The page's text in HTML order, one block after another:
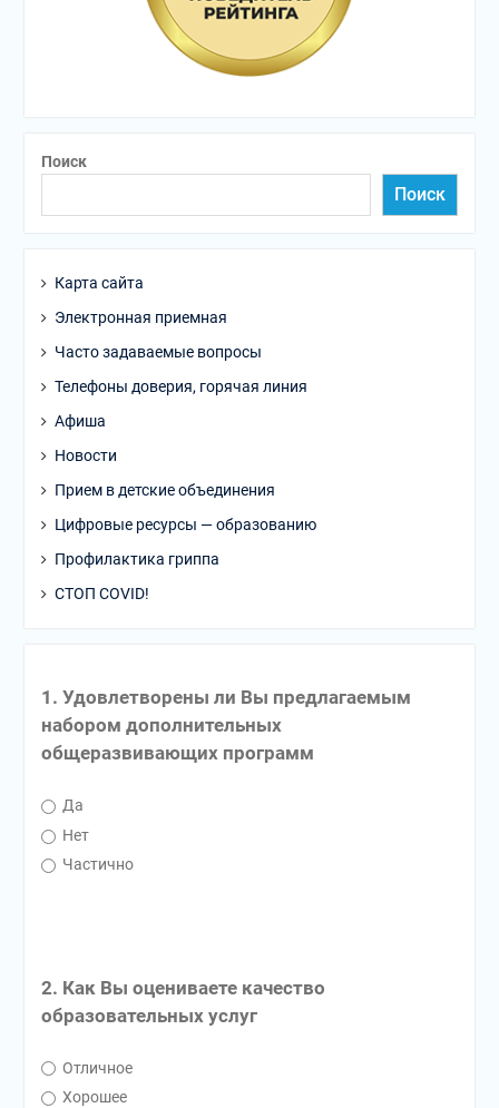
Поиск
Поиск
Карта сайта
Электронная приемная
Часто задаваемые вопросы
Телефоны доверия, горячая линия
Афиша
Новости
Прием в детские объединения
Цифровые ресурсы — образованию
Профилактика гриппа
СТОП COVID!
1. Удовлетворены ли Вы предлагаемым
набором дополнительных
общеразвивающих программ
Да
Нет
Частично
2. Как Вы оцениваете качество
образовательных услуг
Отличное
Хорошее